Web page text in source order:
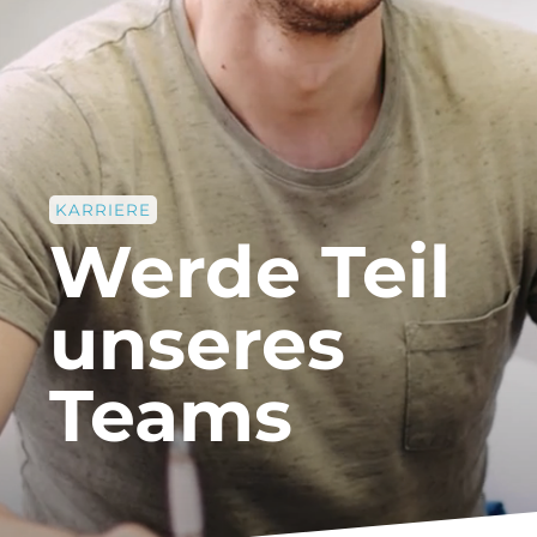
KARRIERE
Werde Teil
unseres
Teams